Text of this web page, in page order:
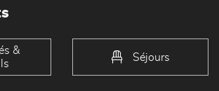
&
Séjours